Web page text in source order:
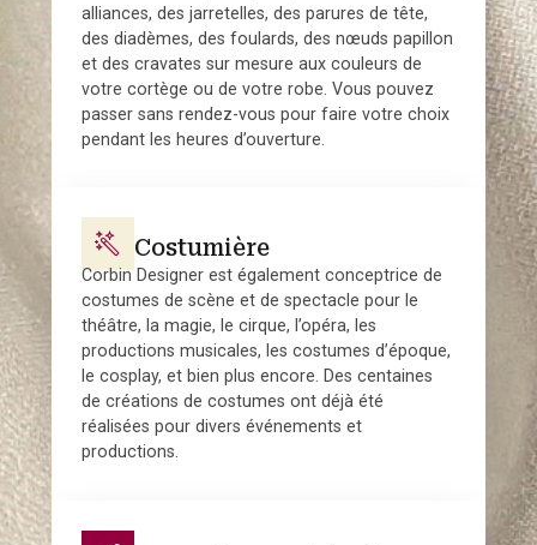
alliances, des jarretelles, des parures de tête,
des diadèmes, des foulards, des nœuds papillon
et des cravates sur mesure aux couleurs de
votre cortège ou de votre robe. Vous pouvez
passer sans rendez-vous pour faire votre choix
pendant les heures d’ouverture.
Costumière
Corbin Designer est également conceptrice de
costumes de scène et de spectacle pour le
théâtre, la magie, le cirque, l’opéra, les
productions musicales, les costumes d’époque,
le cosplay, et bien plus encore. Des centaines
de créations de costumes ont déjà été
réalisées pour divers événements et
productions.